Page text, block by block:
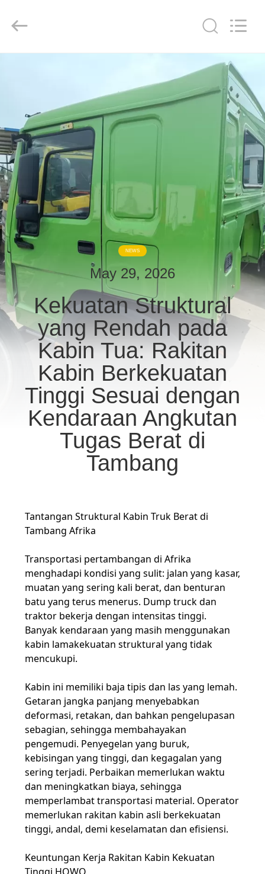
PRODUK
TENTANG
KAMI
TUR
PABRIK
KONTROL
KUALITAS
HUBUNGI
KAMI
PERMINTAAN
PENAWARAN
SITEMAP
KEBIJAKAN
LTD..
NEWS
May 29, 2026
Kekuatan Struktural
yang Rendah pada
Kabin Tua: Rakitan
Kabin Berkekuatan
Tinggi Sesuai dengan
Kendaraan Angkutan
Tugas Berat di
Tambang
Tantangan Struktural Kabin Truk Berat di
Tambang Afrika
Transportasi pertambangan di Afrika
menghadapi kondisi yang sulit: jalan yang kasar,
muatan yang sering kali berat, dan benturan
batu yang terus menerus. Dump truck dan
traktor bekerja dengan intensitas tinggi.
Banyak kendaraan yang masih menggunakan
kabin lamakekuatan struktural yang tidak
mencukupi.
Kabin ini memiliki baja tipis dan las yang lemah.
Getaran jangka panjang menyebabkan
deformasi, retakan, dan bahkan pengelupasan
sebagian, sehingga membahayakan
pengemudi. Penyegelan yang buruk,
kebisingan yang tinggi, dan kegagalan yang
sering terjadi. Perbaikan memerlukan waktu
dan meningkatkan biaya, sehingga
memperlambat transportasi material. Operator
memerlukan rakitan kabin asli berkekuatan
tinggi, andal, demi keselamatan dan efisiensi.
Keuntungan Kerja Rakitan Kabin Kekuatan